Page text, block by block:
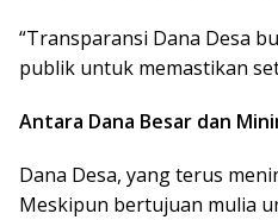
“Transparansi Dana Desa
publik untuk memastikan
Antara Dana Besar dan
​Dana Desa, yang terus
Meskipun bertujuan mulia